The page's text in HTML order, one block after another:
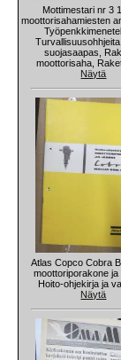
Mottimestari nr 3
moottorisahamiesten
suojasaapas,
moottorisaha, Raket
Näytä
Atlas Copco Cobra
moottoriporakone
Hoito-ohjekirja ja
Näytä